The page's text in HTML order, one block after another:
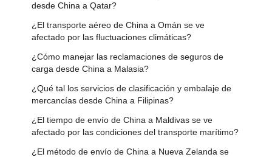
desde China a Qatar?
¿El transporte aéreo de China a Omán se ve
afectado por las fluctuaciones climáticas?
¿Cómo manejar las reclamaciones de seguros de
carga desde China a Malasia?
¿Qué tal los servicios de clasificación y embalaje de
mercancías desde China a Filipinas?
¿El tiempo de envío de China a Maldivas se ve
afectado por las condiciones del transporte marítimo?
¿El método de envío de China a Nueva Zelanda se